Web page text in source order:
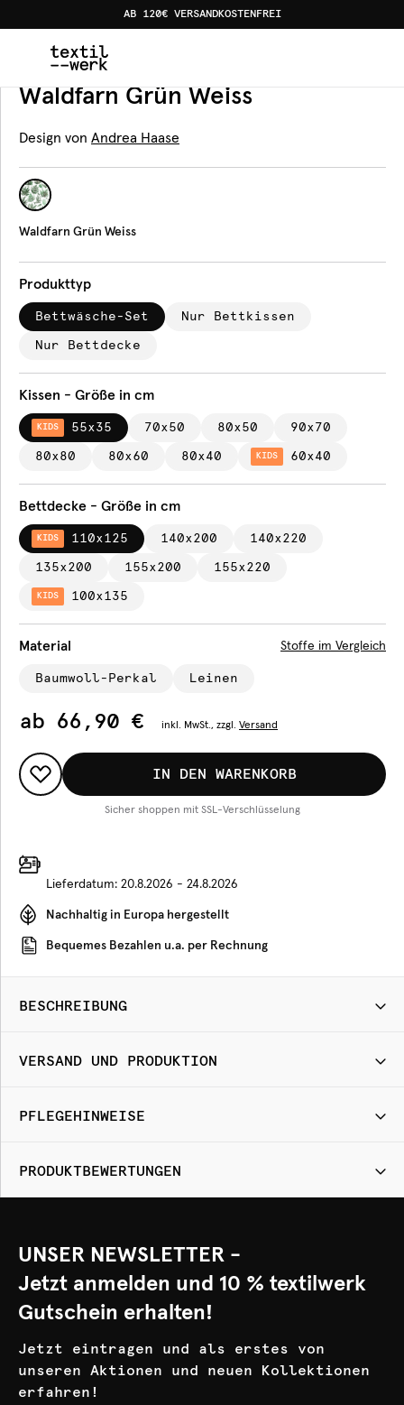
AB 120€ VERSANDKOSTENFREI
Produkte Bettwäsche Waldfarn Grün Weiss
Bettwäsche
Waldfarn Grün Weiss
Design von Andrea Haase
Waldfarn Grün Weiss
Produkttyp
Bettwäsche-Set Nur Bettkissen
Nur Bettdecke
Kissen - Größe in cm
KIDS 55x35 70x50 80x50 90x70
80x80 80x60 80x40 KIDS 60x40
Bettdecke - Größe in cm
KIDS 110x125 140x200 140x220
135x200 155x200 155x220
KIDS 100x135
Material Stoffe im Vergleich
Baumwoll-Perkal Leinen
ab 66,90 € inkl. MwSt., zzgl. Versand
IN DEN WARENKORB
Sicher shoppen mit SSL-Verschlüsselung
Lieferdatum: 20.8.2026 - 24.8.2026
Nachhaltig in Europa hergestellt
Bequemes Bezahlen u.a. per Rechnung
BESCHREIBUNG
VERSAND UND PRODUKTION
PFLEGEHINWEISE
PRODUKTBEWERTUNGEN
UNSER NEWSLETTER -
Jetzt anmelden und 10 % textilwerk
Gutschein erhalten!
Jetzt eintragen und als erstes von
unseren Aktionen und neuen Kollektionen
erfahren!